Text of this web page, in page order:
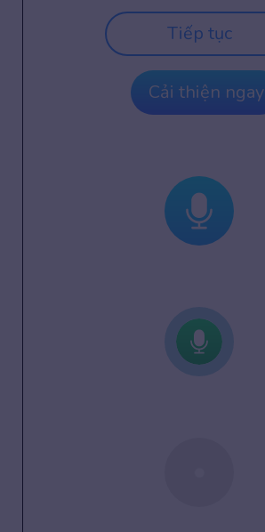
Tiếp tục
Cải thiện ngay